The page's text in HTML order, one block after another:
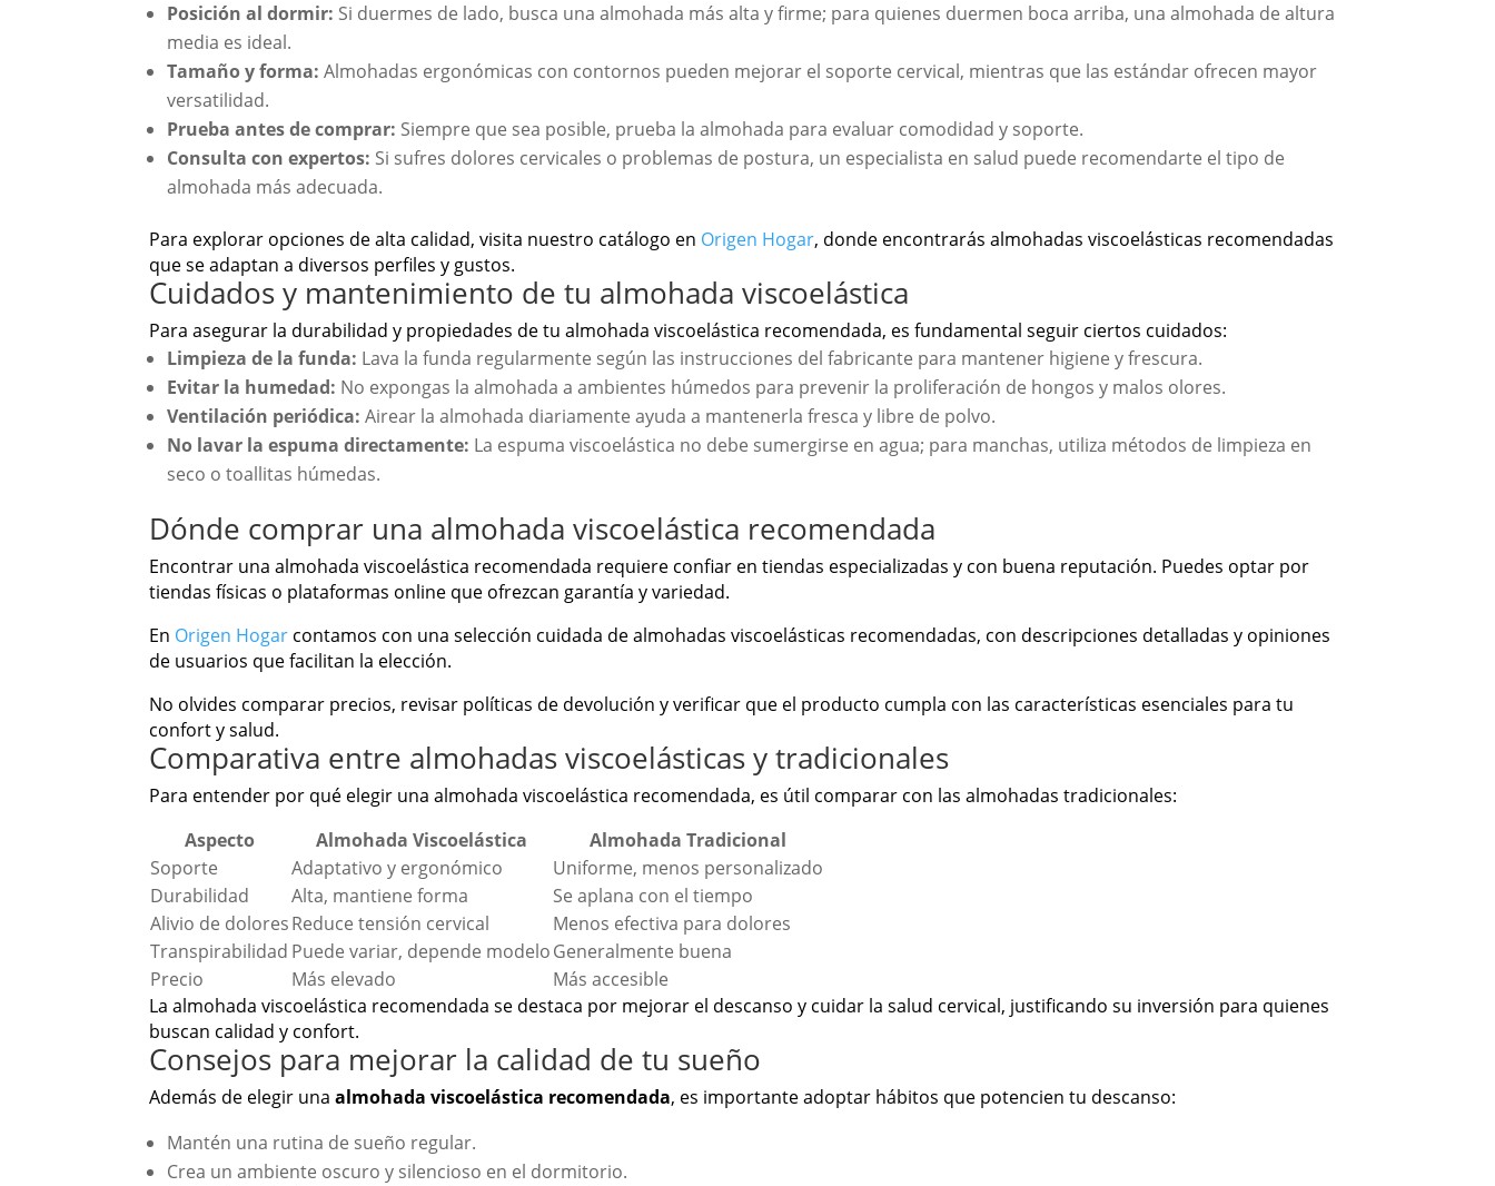
Posición al dormir: Si duermes de lado, busca una almohada más alta y firme; para quienes duermen boca arriba, una almohada de altura
media es ideal.
Tamaño y forma: Almohadas ergonómicas con contornos pueden mejorar el soporte cervical, mientras que las estándar ofrecen mayor
versatilidad.
Prueba antes de comprar: Siempre que sea posible, prueba la almohada para evaluar comodidad y soporte.
Consulta con expertos: Si sufres dolores cervicales o problemas de postura, un especialista en salud puede recomendarte el tipo de
almohada más adecuada.
Para explorar opciones de alta calidad, visita nuestro catálogo en Origen Hogar, donde encontrarás almohadas viscoelásticas recomendadas
que se adaptan a diversos perfiles y gustos.
Cuidados y mantenimiento de tu almohada viscoelástica
Para asegurar la durabilidad y propiedades de tu almohada viscoelástica recomendada, es fundamental seguir ciertos cuidados:
Limpieza de la funda: Lava la funda regularmente según las instrucciones del fabricante para mantener higiene y frescura.
Evitar la humedad: No expongas la almohada a ambientes húmedos para prevenir la proliferación de hongos y malos olores.
Ventilación periódica: Airear la almohada diariamente ayuda a mantenerla fresca y libre de polvo.
No lavar la espuma directamente: La espuma viscoelástica no debe sumergirse en agua; para manchas, utiliza métodos de limpieza en
seco o toallitas húmedas.
Dónde comprar una almohada viscoelástica recomendada
Encontrar una almohada viscoelástica recomendada requiere confiar en tiendas especializadas y con buena reputación. Puedes optar por
tiendas físicas o plataformas online que ofrezcan garantía y variedad.
En Origen Hogar contamos con una selección cuidada de almohadas viscoelásticas recomendadas, con descripciones detalladas y opiniones
de usuarios que facilitan la elección.
No olvides comparar precios, revisar políticas de devolución y verificar que el producto cumpla con las características esenciales para tu
confort y salud.
Comparativa entre almohadas viscoelásticas y tradicionales
Para entender por qué elegir una almohada viscoelástica recomendada, es útil comparar con las almohadas tradicionales:
Aspecto
Almohada Viscoelástica
Almohada Tradicional
Soporte
Adaptativo y ergonómico
Uniforme, menos personalizado
Durabilidad
Alta, mantiene forma
Se aplana con el tiempo
Alivio de doloresReduce tensión cervical
Menos efectiva para dolores
Transpirabilidad Puede variar, depende modeloGeneralmente buena
Precio
Más elevado
Más accesible
La almohada viscoelástica recomendada se destaca por mejorar el descanso y cuidar la salud cervical, justificando su inversión para quienes
buscan calidad y confort.
Consejos para mejorar la calidad de tu sueño
Además de elegir unaalmohada viscoelástica recomendada, es importante adoptar hábitos que potencien tu descanso:
Mantén una rutina de sueño regular.
Crea un ambiente oscuro y silencioso en el dormitorio.